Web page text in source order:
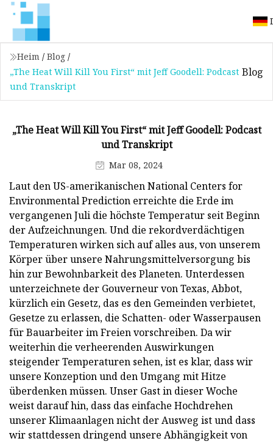
Heim / Blog /
„The Heat Will Kill You First“ mit Jeff Goodell: Podcast
und Transkript
Blog
„The Heat Will Kill You First“ mit Jeff Goodell: Podcast
und Transkript
Mar 08, 2024
Laut den US-amerikanischen National Centers for
Environmental Prediction erreichte die Erde im
vergangenen Juli die höchste Temperatur seit Beginn
der Aufzeichnungen. Und die rekordverdächtigen
Temperaturen wirken sich auf alles aus, von unserem
Körper über unsere Nahrungsmittelversorgung bis
hin zur Bewohnbarkeit des Planeten. Unterdessen
unterzeichnete der Gouverneur von Texas, Abbot,
kürzlich ein Gesetz, das es den Gemeinden verbietet,
Gesetze zu erlassen, die Schatten- oder Wasserpausen
für Bauarbeiter im Freien vorschreiben. Da wir
weiterhin die verheerenden Auswirkungen
steigender Temperaturen sehen, ist es klar, dass wir
unsere Konzeption und den Umgang mit Hitze
überdenken müssen. Unser Gast in dieser Woche
weist darauf hin, dass das einfache Hochdrehen
unserer Klimaanlagen nicht der Ausweg ist und dass
wir stattdessen dringend unsere Abhängigkeit von